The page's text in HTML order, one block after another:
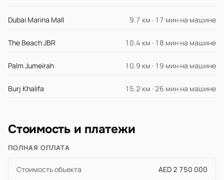
Dubai Marina Mall 9.7 км · 17 мин на машине
The Beach JBR 10.4 км · 18 мин на машине
Palm Jumeirah 10.9 км · 19 мин на машине
Burj Khalifa 15.2 км · 26 мин на машине
Стоимость и платежи
ПОЛНАЯ ОПЛАТА
Стоимость объекта AED 2 750 000